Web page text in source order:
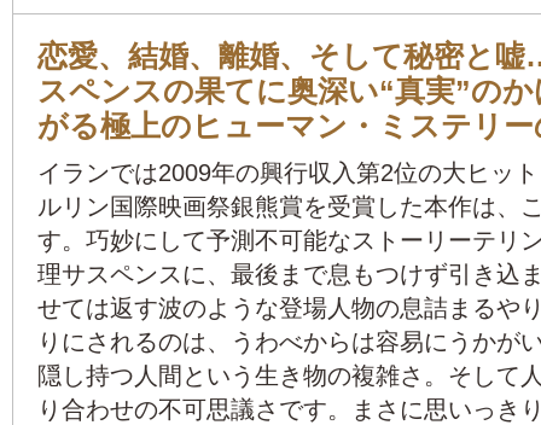
恋愛、結婚、離婚、そして秘密と
スペンスの果てに奥深い“真実”の
がる極上のヒューマン・ミステリー
イランでは2009年の興行収入第2位の大ヒッ
ルリン国際映画祭銀熊賞を受賞した本作は、
す。巧妙にして予測不可能なストーリーテリ
理サスペンスに、最後まで息もつけず引き込
せては返す波のような登場人物の息詰まるや
りにされるのは、うわべからは容易にうかが
隠し持つ人間という生き物の複雑さ。そして
り合わせの不可思議さです。まさに思いっき